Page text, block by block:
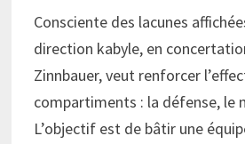
Consciente des lacunes
direction kabyle, en
Zinnbauer, veut renforcer
compartiments : la défense, le
L’objectif est de bâtir une